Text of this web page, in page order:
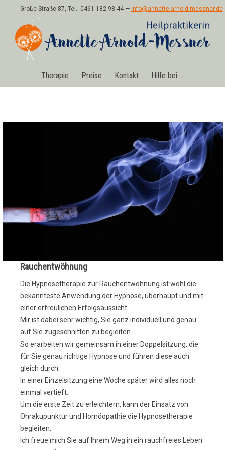
Große Straße 87, Tel.: 0461 182 98 44 — info@annette-arnold-messner.de
Therapie Preise Kontakt Hilfe bei …
Rauchentwöhnung
Die Hypnosetherapie zur Rauchentwöhnung ist wohl die
bekannteste Anwendung der Hypnose, überhaupt und mit
einer erfreulichen Erfolgsaussicht.
Mir ist dabei sehr wichtig, Sie ganz individuell und genau
auf Sie zugeschnitten zu begleiten.
So erarbeiten wir gemeinsam in einer Doppelsitzung, die
für Sie genau richtige Hypnose und führen diese auch
gleich durch.
In einer Einzelsitzung eine Woche später wird alles noch
einmal vertieft.
Um die erste Zeit zu erleichtern, kann der Einsatz von
Ohrakupunktur und Homöopathie die Hypnosetherapie
begleiten.
Ich freue mich Sie auf Ihrem Weg in ein rauchfreies Leben